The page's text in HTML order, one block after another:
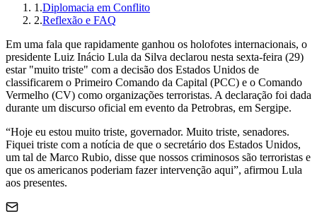
1 .Diplomacia em Conflito
2.Reflexão e FAQ
Em uma fala que rapidamente ganhou os holofotes internacionais, o
presidente Luiz Inácio Lula da Silva declarou nesta sexta-feira (29)
estar "muito triste" com a decisão dos Estados Unidos de
classificarem o Primeiro Comando da Capital (PCC) e o Comando
Vermelho (CV) como organizações terroristas. A declaração foi dada
durante um discurso oficial em evento da Petrobras, em Sergipe.
“Hoje eu estou muito triste, governador. Muito triste, senadores.
Fiquei triste com a notícia de que o secretário dos Estados Unidos,
um tal de Marco Rubio, disse que nossos criminosos são terroristas e
que os americanos poderiam fazer intervenção aqui”, afirmou Lula
aos presentes.